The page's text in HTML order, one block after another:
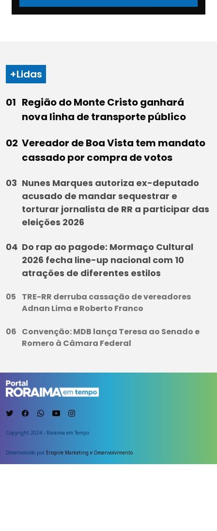
+Lidas
Região do Monte Cristo ganhará
nova linha de transporte público
Vereador de Boa Vista tem mandato
cassado por compra de votos
Nunes Marques autoriza ex-deputado
acusado de mandar sequestrar e
torturar jornalista de RR a participar das
eleições 2026
Do rap ao pagode: Mormaço Cultural
2026 fecha line-up nacional com 10
atrações de diferentes estilos
TRE-RR derruba cassação de vereadores
Adnan Lima e Roberto Franco
Convenção: MDB lança Teresa ao Senado e
Romero à Câmara Federal
Copyright 2024 - Roraima em Tempo
Desenvolvido por Enspire Marketing e Desenvolvimento